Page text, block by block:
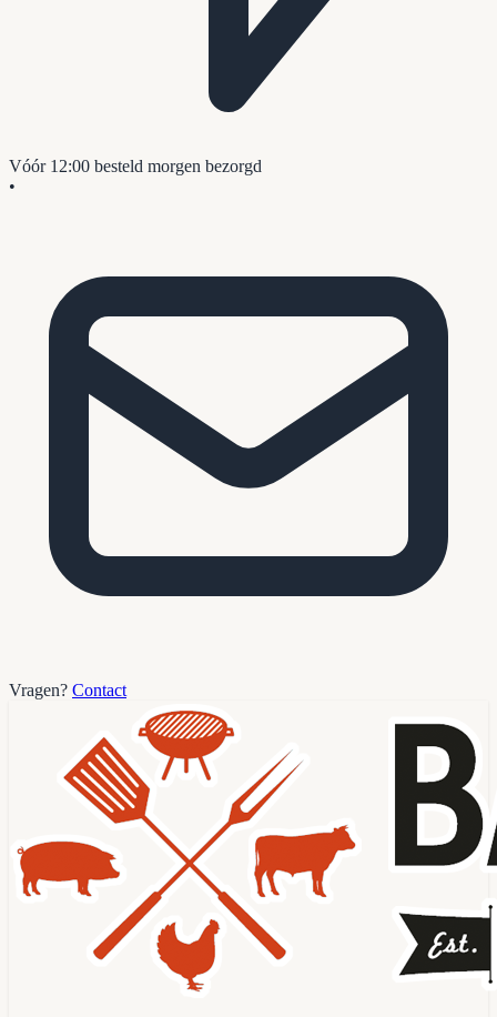
Vóór 12:00 besteld morgen bezorgd
•
Vragen? Contact